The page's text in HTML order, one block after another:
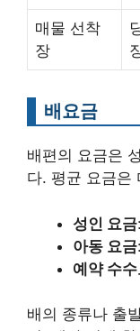
매물 선착
장
배요금
배편의 요금은
다. 평균 요금은
성인 요금
아동 요금
예약 수수
배의 종류나 출